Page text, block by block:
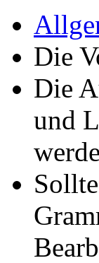
Die
Die
und